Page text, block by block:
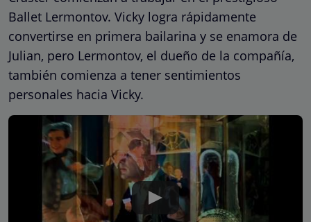
Ballet Lermontov. Vicky logra rápidamente
convertirse en primera bailarina y se enamora de
Julian, pero Lermontov, el dueño de la compañía,
también comienza a tener sentimientos
personales hacia Vicky.